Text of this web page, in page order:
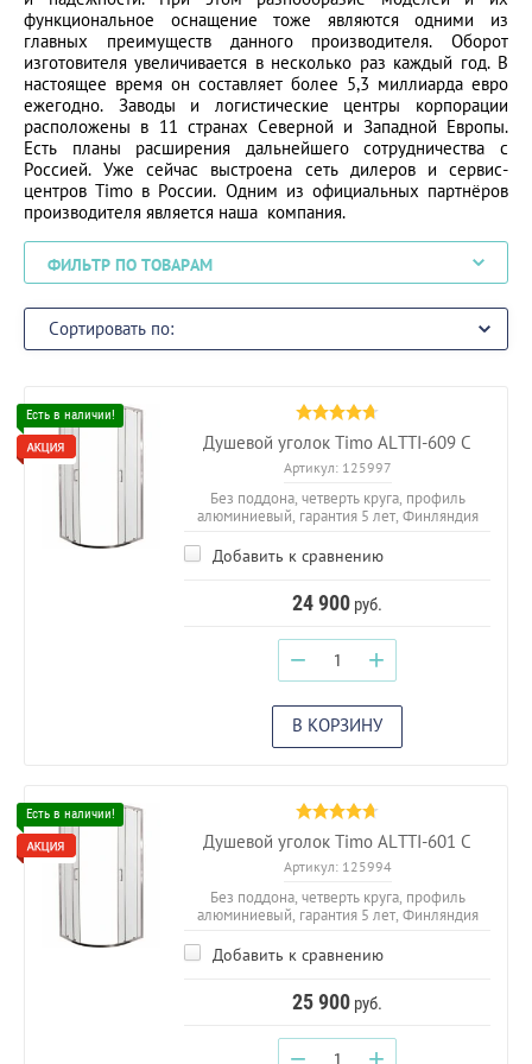
функциональное оснащение тоже являются одними из
главных преимуществ данного производителя. Оборот
изготовителя увеличивается в несколько раз каждый год. В
настоящее время он составляет более 5,3 миллиарда евро
ежегодно. Заводы и логистические центры корпорации
расположены в 11 странах Северной и Западной Европы.
Есть планы расширения дальнейшего сотрудничества с
Россией. Уже сейчас выстроена сеть дилеров и сервис-
центров Timo в России. Одним из официальных партнёров
производителя является наша компания.
ФИЛЬТР ПО ТОВАРАМ
Сортировать по:
Душевой уголок Timo ALTTI-609 C
Артикул:125997
Без поддона, четверть круга, профиль
алюминиевый, гарантия 5 лет, Финляндия
Добавить к сравнению
24 900 руб.
− +
В КОРЗИНУ
Душевой уголок Timo ALTTI-601 С
Артикул:125994
Без поддона, четверть круга, профиль
алюминиевый, гарантия 5 лет, Финляндия
Добавить к сравнению
25 900 руб.